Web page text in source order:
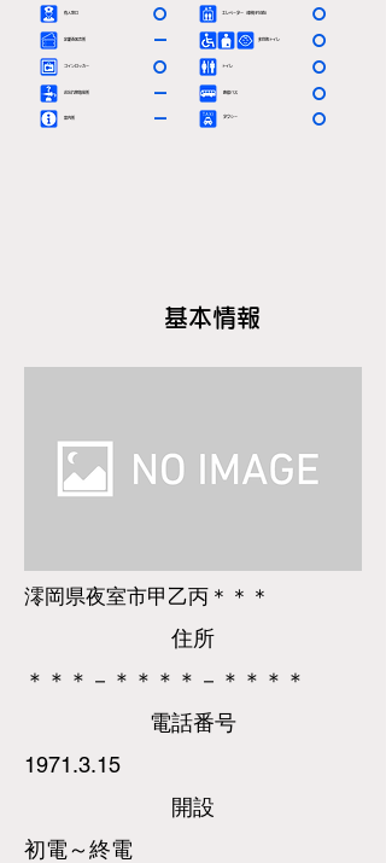
有人窓口
定期券発売所
エレベーター（車椅子対応）
多目的トイレ
〇
－
〇
〇
コインロッカー トイレ
〇 〇
お忘れ物取扱所 －
案内所 － タクシー 〇
路線バス 〇
基本情報
澪岡県夜室市甲乙丙＊＊＊
​住所
＊＊＊－＊＊＊＊－＊＊＊＊
​電話番号
1971.3.15
​開設
初電～終電